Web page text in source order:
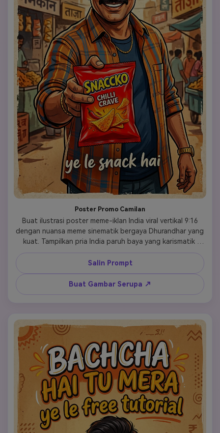
Poster Promo Camilan
Buat ilustrasi poster meme-iklan India viral vertikal 9:16
dengan nuansa meme sinematik bergaya Dhurandhar yang
kuat. Tampilkan pria India paruh baya yang karismatik
dengan senyum percaya diri, mata ekspresif, kumis rapi,
dan energi dominan yang ramah, menghadap ke penonton
dan mengulurkan satu tangan ke depan sambil secara
alami menawarkan paket camilan merah cerah. Latar
belakang tekstur kertas krem hangat, aksen kunyit dan
Tambahkan teks judul tulisan tangan besar tepat:
"Baccha hai tu mera". Tambahkan subjudul tulisan tangan
lebih kecil tepat: "ye le snack hai". Pertahankan komposisi
yang berani, lucu, bersih, dan langsung dapat dibagikan.
Tanpa watermark, tanpa kekacauan logo.
Salin Prompt
Buat Gambar Serupa ↗